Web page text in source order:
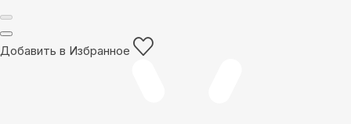
Добавить в Избранное